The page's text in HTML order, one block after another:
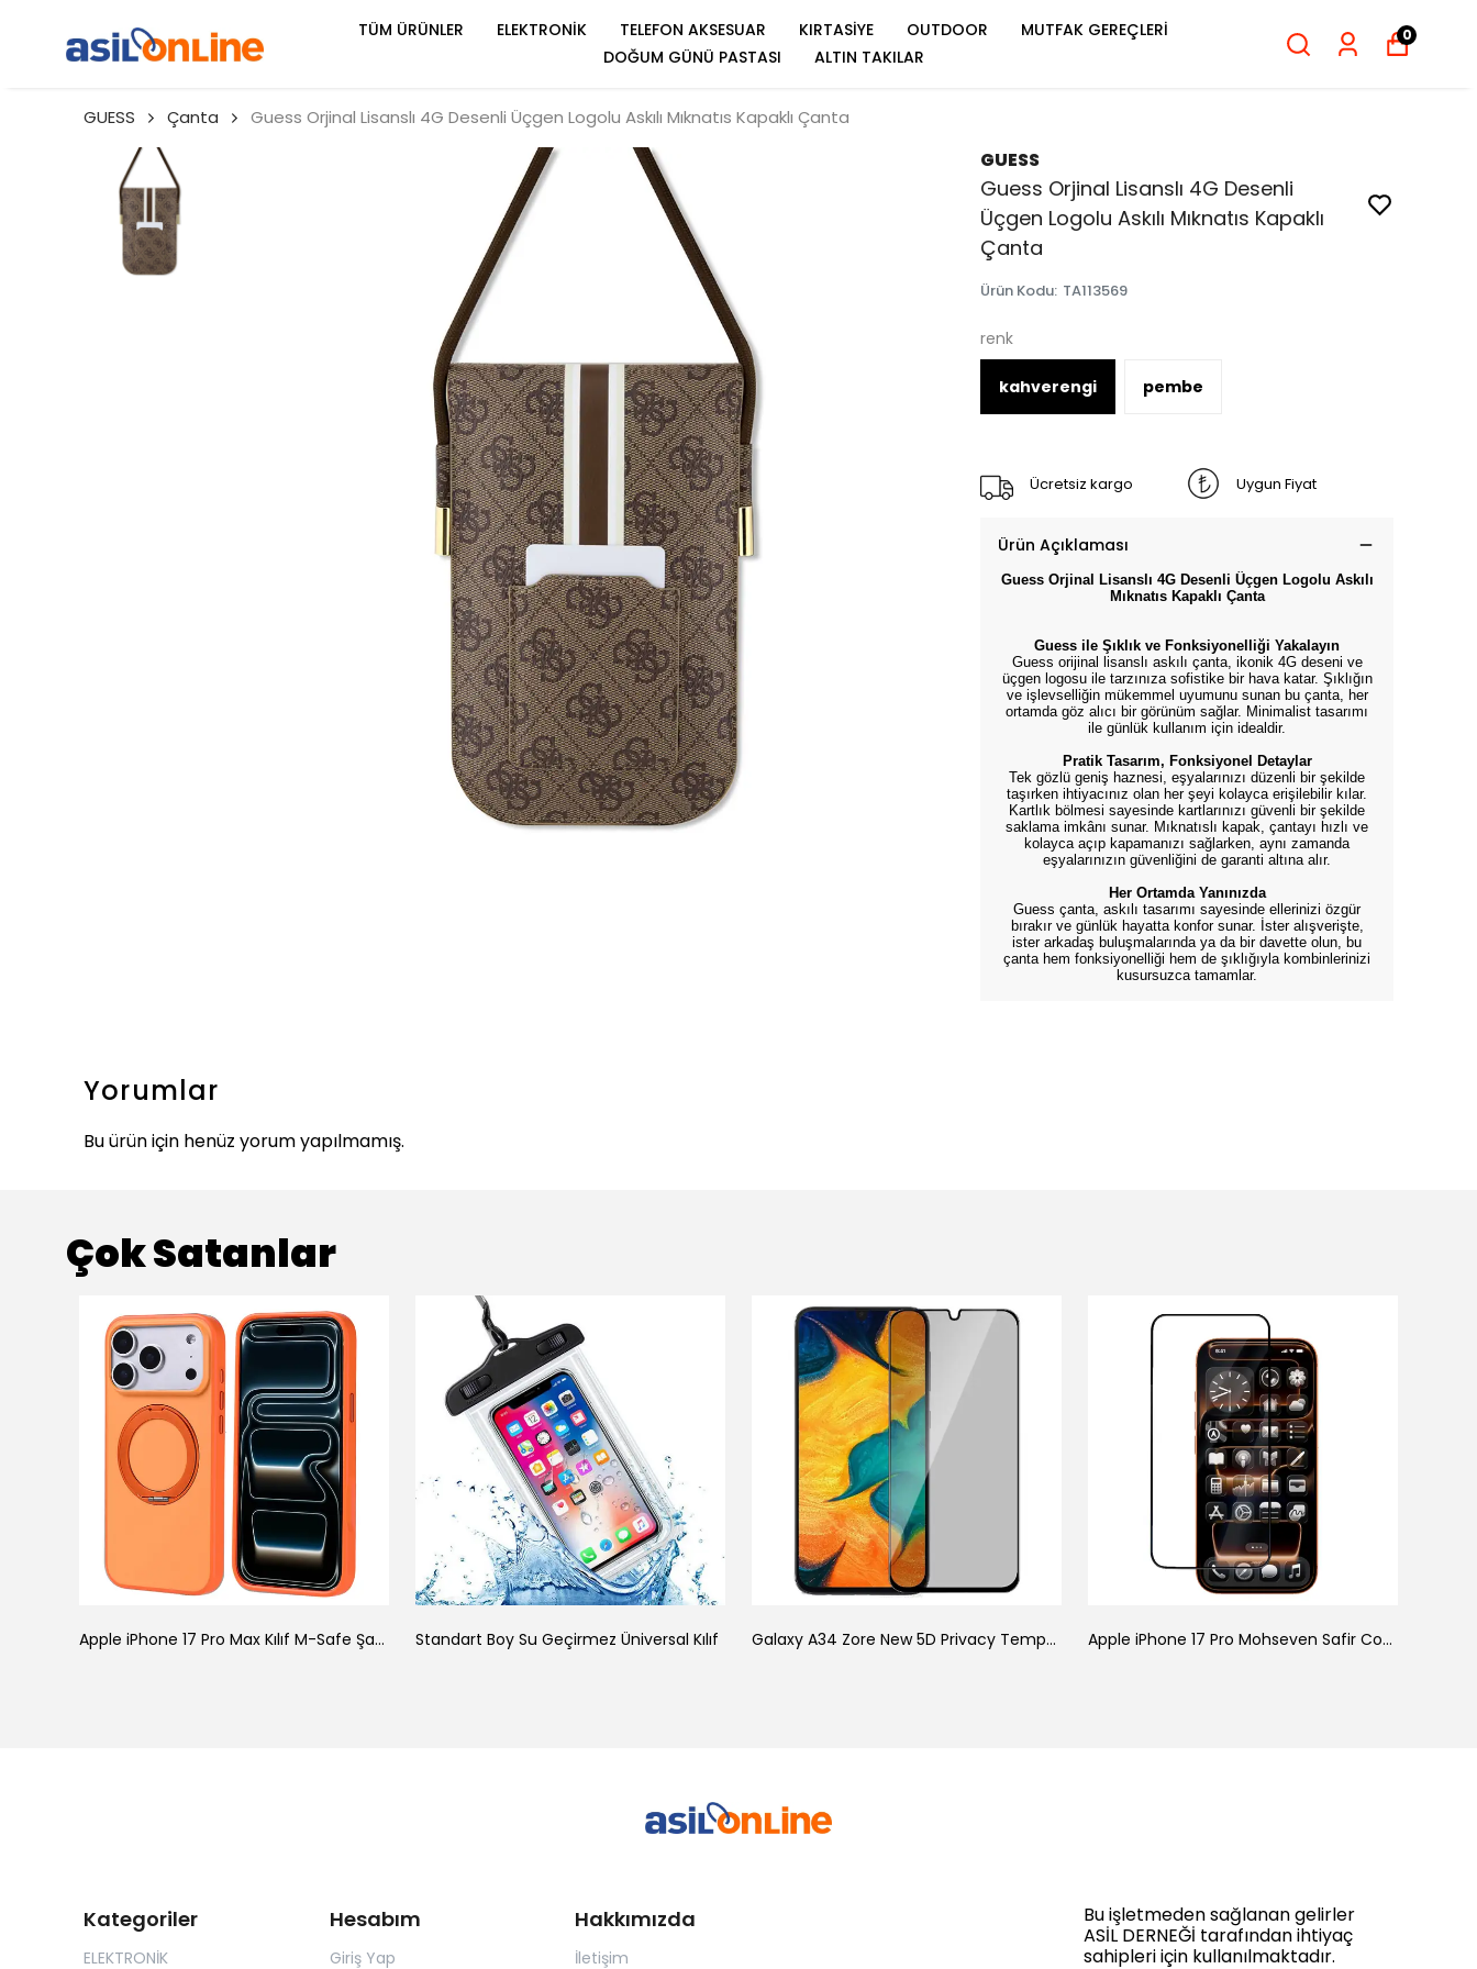
TÜM ÜRÜNLER ELEKTRONİK TELEFON AKSESUAR KIRTASİYE OUTDOOR
MUTFAK GEREÇLERİ
DOĞUM GÜNÜ PASTASI
ALTIN TAKILAR
0
GUESS Çanta Guess Orjinal Lisanslı 4G Desenli Üçgen Logolu Askılı Mıknatıs Kapaklı Çanta
GUESS
Guess Orjinal Lisanslı 4G Desenli
Üçgen Logolu Askılı Mıknatıs Kapaklı
Çanta
Ürün Kodu: TA113569
renk
kahverengi pembe
Ücretsiz kargo Uygun Fiyat
Ürün Açıklaması
Guess Orjinal Lisanslı 4G Desenli Üçgen Logolu Askılı
Mıknatıs Kapaklı Çanta
Guess ile Şıklık ve Fonksiyonelliği Yakalayın
Guess orijinal lisanslı askılı çanta, ikonik 4G deseni ve
üçgen logosu ile tarzınıza sofistike bir hava katar. Şıklığın
ve işlevselliğin mükemmel uyumunu sunan bu çanta, her
ortamda göz alıcı bir görünüm sağlar. Minimalist tasarımı
ile günlük kullanım için idealdir.
Pratik Tasarım, Fonksiyonel Detaylar
Tek gözlü geniş haznesi, eşyalarınızı düzenli bir şekilde
taşırken ihtiyacınız olan her şeyi kolayca erişilebilir kılar.
Kartlık bölmesi sayesinde kartlarınızı güvenli bir şekilde
saklama imkânı sunar. Mıknatıslı kapak, çantayı hızlı ve
kolayca açıp kapamanızı sağlarken, aynı zamanda
eşyalarınızın güvenliğini de garanti altına alır.
Her Ortamda Yanınızda
Guess çanta, askılı tasarımı sayesinde ellerinizi özgür
bırakır ve günlük hayatta konfor sunar. İster alışverişte,
ister arkadaş buluşmalarında ya da bir davette olun, bu
çanta hem fonksiyonelliği hem de şıklığıyla kombinlerinizi
kusursuzca tamamlar.
Yorumlar
Bu ürün için henüz yorum yapılmamış.
Çok Satanlar
Apple iPhone 17 Pro Max Kılıf M-Safe Şarj Özellikli Standlı Zore Proton Silikon Kapak Standart Boy Su Geçirmez Üniversal Kılıf Galaxy A34 Zore New 5D Privacy Temperli Ekran Koruyucu Apple iPhone 17 Pro Mohseven Safir Coating HD 3D Glue Temperli Cam Ekran Koruyucu
Kategoriler
ELEKTRONİK
Hesabım
Giriş Yap
Hakkımızda
İletişim
Bu işletmeden sağlanan gelirler
ASİL DERNEĞİ tarafından ihtiyaç
sahipleri için kullanılmaktadır.